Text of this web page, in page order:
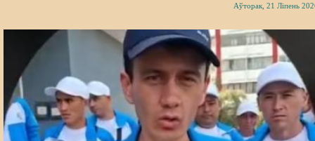
Аўторак, 21 Ліпень